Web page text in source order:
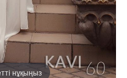
нұқыңыз